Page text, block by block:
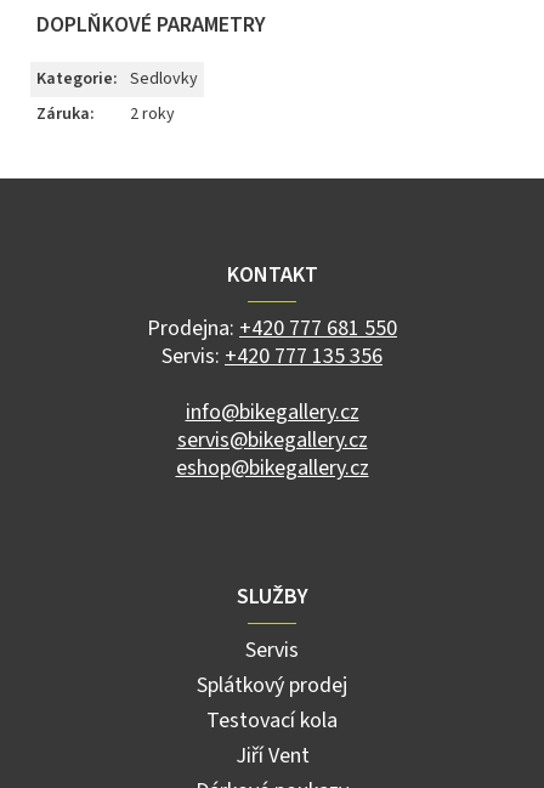
DOPLŇKOVÉ PARAMETRY
Kategorie: Sedlovky
Záruka: 2 roky
Z
KONTAKT
Prodejna: +420 777 681 550
Servis: +420 777 135 356
info@bikegallery.cz
servis@bikegallery.cz
eshop@bikegallery.cz
SLUŽBY
Servis
Splátkový prodej
Testovací kola
Jiří Vent